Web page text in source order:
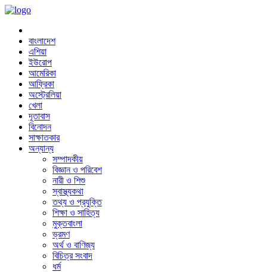
বাংলাদেশ
এশিয়া
ইউরোপ
আমেরিকা
আফ্রিকা
অস্ট্রেলিয়া
খেলা
দূতাবাস
বিনোদন
সাক্ষাতকার
অন্যান্য
সম্পাদকীয়
বিজ্ঞান ও পরিবেশ
নারী ও শিশু
স্বাস্থ্যকথা
তথ্য ও প্রযুক্তি
শিক্ষা ও সাহিত্য
মুক্তবাংলা
ভ্রমণ
অর্থ ও বাণিজ্য
বিচিত্র সংবাদ
ধর্ম